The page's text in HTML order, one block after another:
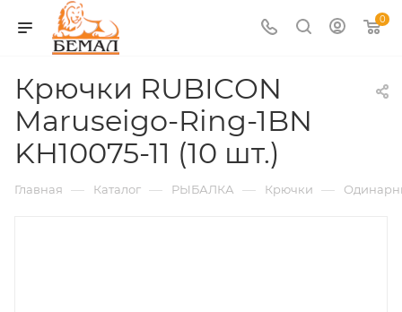
0
Крючки RUBICON
Maruseigo-Ring-1BN
KH10075-11 (10 шт.)
Главная — Каталог — РЫБАЛКА — Крючки —